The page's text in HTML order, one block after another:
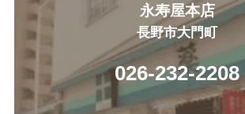
永寿屋本店
長野市大門町
026-232-2208